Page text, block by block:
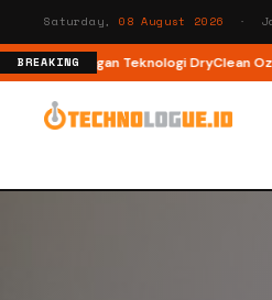
Saturday, 08 August 2026 ·
BREAKING
dengan Teknologi DryClean Ozone